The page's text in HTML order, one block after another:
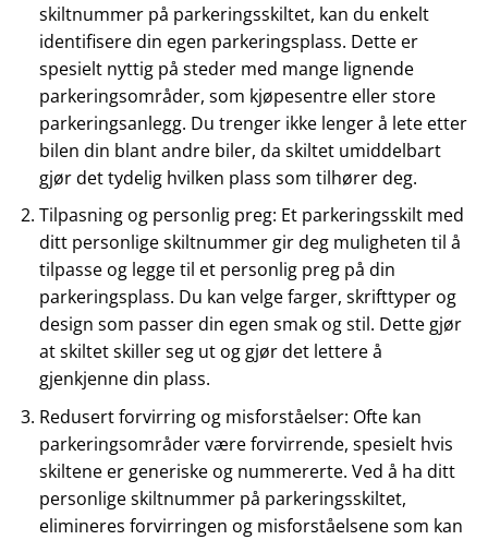
skiltnummer på parkeringsskiltet, kan du enkelt
identifisere din egen parkeringsplass. Dette er
spesielt nyttig på steder med mange lignende
parkeringsområder, som kjøpesentre eller store
parkeringsanlegg. Du trenger ikke lenger å lete etter
bilen din blant andre biler, da skiltet umiddelbart
gjør det tydelig hvilken plass som tilhører deg.
Tilpasning og personlig preg: Et parkeringsskilt med
ditt personlige skiltnummer gir deg muligheten til å
tilpasse og legge til et personlig preg på din
parkeringsplass. Du kan velge farger, skrifttyper og
design som passer din egen smak og stil. Dette gjør
at skiltet skiller seg ut og gjør det lettere å
gjenkjenne din plass.
Redusert forvirring og misforståelser: Ofte kan
parkeringsområder være forvirrende, spesielt hvis
skiltene er generiske og nummererte. Ved å ha ditt
personlige skiltnummer på parkeringsskiltet,
elimineres forvirringen og misforståelsene som kan